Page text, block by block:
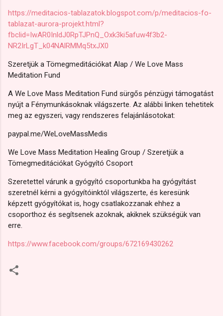
https://meditacios-tablazatok.blogspot.com/p/meditacios-fo-
tablazat-aurora-projekt.html?
fbclid=IwAR0InldJ0RpTJPnQ_Oxk3ki5afuw4f3b2-
NR2IrLgT_k04NAlRMMq5txJX0
Szeretjük a Tömegmeditációkat Alap / We Love Mass
Meditation Fund
A We Love Mass Meditation Fund sürgős pénzügyi támogatást
nyújt a Fénymunkásoknak világszerte. Az alábbi linken tehetitek
meg az egyszeri, vagy rendszeres felajánlásotokat:
paypal.me/WeLoveMassMedis
We Love Mass Meditation Healing Group / Szeretjük a
Tömegmeditációkat Gyógyító Csoport
Szeretettel várunk a gyógyító csoportunkba ha gyógyítást
szeretnél kérni a gyógyítóinktól világszerte, és keresünk
képzett gyógyítókat is, hogy csatlakozzanak ehhez a
csoporthoz és segítsenek azoknak, akiknek szükségük van
erre.
https://www.facebook.com/groups/672169430262